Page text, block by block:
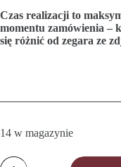
Czas realizacji to
momentu zamówienia –
się różnić od zegara ze
14 w magazynie
ilość